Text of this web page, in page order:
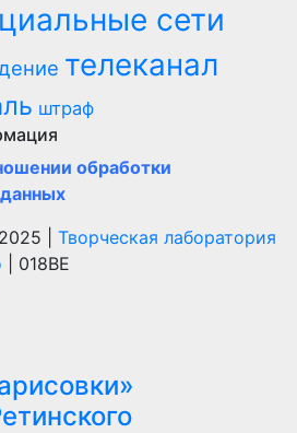
сети
телеканал
штраф
обработки
| Творческая лаборатория
| 018BE